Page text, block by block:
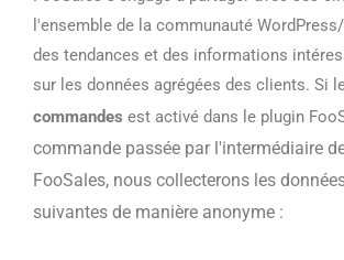
l'ensemble de la communauté
des tendances et des informations
sur les données agrégées des clients. Si
commandes est activé dans le plugin
commande passée par l'intermédiaire
FooSales, nous collecterons les
suivantes de manière anonyme :